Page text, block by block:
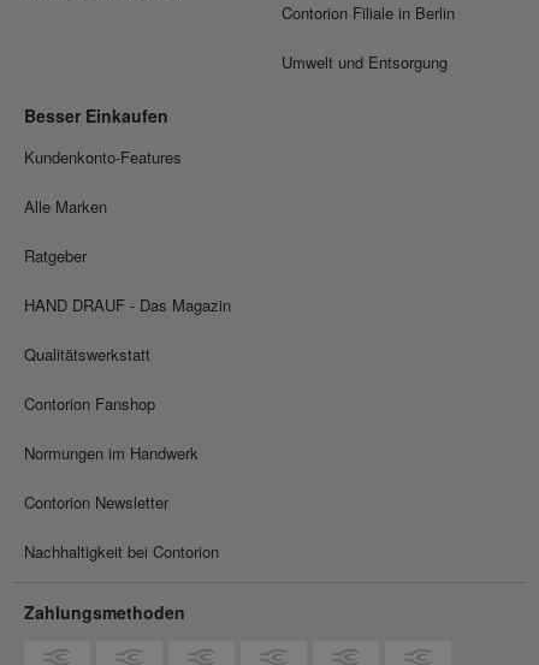
Contorion Filiale in Berlin
Umwelt und Entsorgung
Besser Einkaufen
Kundenkonto-Features
Alle Marken
Ratgeber
HAND DRAUF - Das Magazin
Qualitätswerkstatt
Contorion Fanshop
Normungen im Handwerk
Contorion Newsletter
Nachhaltigkeit bei Contorion
Zahlungsmethoden